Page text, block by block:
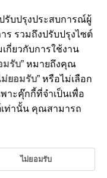
ารใช้งานการล็อคหลาย
งค่าโดยไม่ได้ตั้งใจ
รับปรุงประสบการณ์ผู้
ร รวมถึงปรับปรุงไซต์
กี่ยวกับการใช้งาน
มรับ” หมายถึงคุณ
ม่ยอมรับ” หรือไม่เลือก
าะคุ๊กกี้ที่จำเป็นเพื่อ
ท่านั้น คุณสามารถ
ไม่ยอมรับ